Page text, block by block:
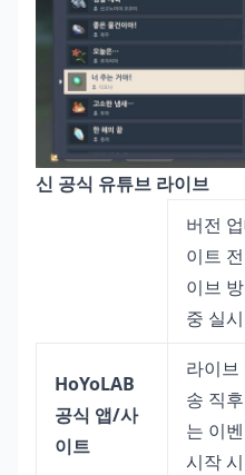
신 공식 유튜브 라이브
버전
이트
이브
중 실
HoYoLAB
공식 앱/사
이트
라이브
송 직
는 이
시작 시